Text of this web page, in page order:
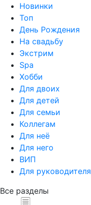
Новинки
Топ
День Рождения
На свадьбу
Экстрим
Spa
Хобби
Для двоих
Для детей
Для семьи
Коллегам
Для неё
Для него
ВИП
Для руководителя
Все разделы